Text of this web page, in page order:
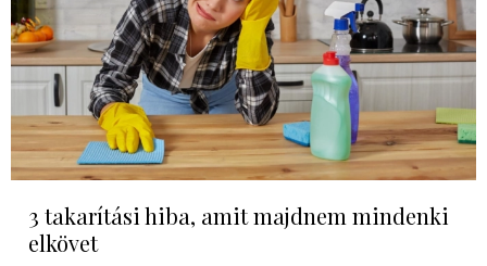
3 takarítási hiba, amit majdnem mindenki
elkövet